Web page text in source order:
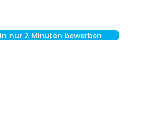
In nur 2 Minuten bewerben